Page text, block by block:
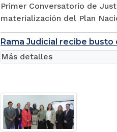
Primer Conversatorio de
materialización del Plan
Rama Judicial recibe
Más detalles